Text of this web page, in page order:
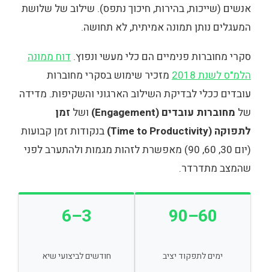
אנשים (שייכות, בהירות, חיכוך נתפס). שילוב של שלושת
המעגלים נותן תמונה אמיתית, לא תחושה.
סקרי מחוברות פנימיים הם כלי מעשי ונפוץ. דוח ממונה
הלמ"ס לשנת 2018
מזכיר שימוש בסקרי מחוברות
עובדים ככלי לבדיקת השילוב הארגוני והשקיפות. מדידה
של מחוברות עובדים (Engagement) ושל זמן
לתפוקה (Time to Productivity)
בנקודות זמן קבועות
(יום 30, 60, 90) מאפשרת לזהות מגמות ולהתערב לפני
שהמצב מתדרדר.
60–90
ימים לתפקוד יציב
3–6
חודשים לביצועי שיא